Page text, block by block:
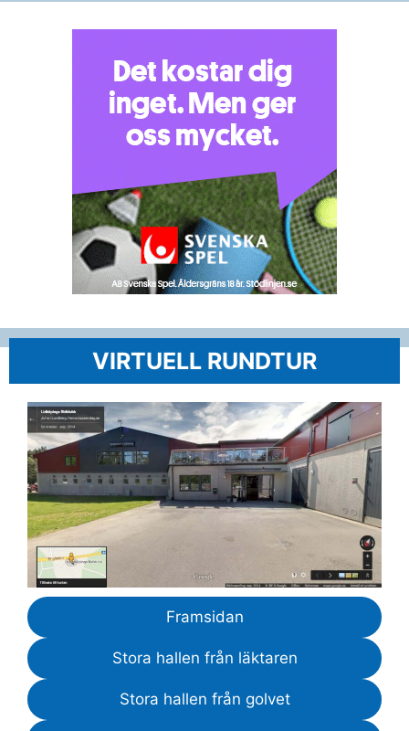
VIRTUELL RUNDTUR
Framsidan
Stora hallen från läktaren
Stora hallen från golvet